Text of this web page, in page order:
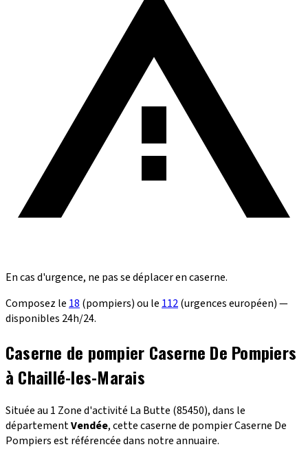
En cas d'urgence, ne pas se déplacer en caserne.
Composez le 18 (pompiers) ou le 112(urgences européen) —
disponibles 24h/24.
Caserne de pompier Caserne De Pompiers
à Chaillé-les-Marais
Située au 1 Zone d'activité La Butte (85450), dans le
départementVendée, cette caserne de pompier Caserne De
Pompiers est référencée dans notre annuaire.